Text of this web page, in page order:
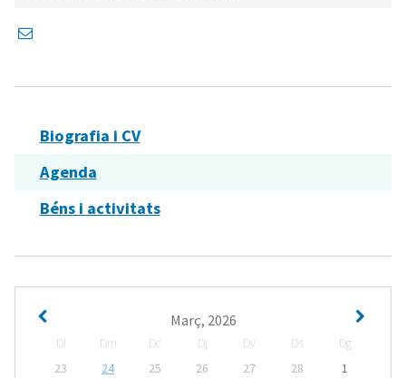
Biografia i CV
Agenda
Béns i activitats
Març, 2026
Dl Dm Dc Dj Dv Ds
Dg
23
24 25 26 27 28
1